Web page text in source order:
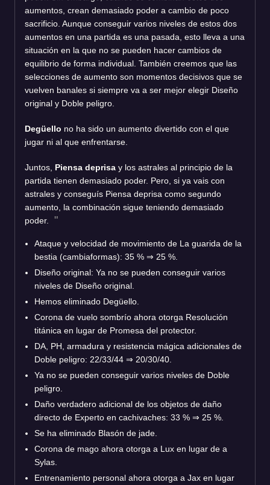
aumentos, crean demasiado poder a cambio de poco
sacrificio. Aunque conseguir varios niveles de estos dos
aumentos en una partida es una pasada, esto lleva a una
situación en la que no se pueden hacer cambios de
equilibrio de forma individual. También creemos que las
selecciones de aumento son momentos decisivos que se
vuelven banales si siempre va a ser mejor elegir Diseño
original y Doble peligro.
Degüello no ha sido un aumento divertido con el que
jugar ni al que enfrentarse.
Juntos, Piensa deprisa y los astrales al principio de la
partida tienen demasiado poder. Pero, si ya vais con
astrales y conseguís Piensa deprisa como segundo
aumento, la combinación sigue teniendo demasiado
poder.
Ataque y velocidad de movimiento de La guarida de la
bestia (cambiaformas): 35 % ⇒ 25 %.
Diseño original: Ya no se pueden conseguir varios
niveles de Diseño original.
Hemos eliminado Degüello.
Corona de vuelo sombrío ahora otorga Resolución
titánica en lugar de Promesa del protector.
DA, PH, armadura y resistencia mágica adicionales de
Doble peligro: 22/33/44 ⇒ 20/30/40.
Ya no se pueden conseguir varios niveles de Doble
peligro.
Daño verdadero adicional de los objetos de daño
directo de Experto en cachivaches: 33 % ⇒ 25 %.
Se ha eliminado Blasón de jade.
Corona de mago ahora otorga a Lux en lugar de a
Sylas.
Entrenamiento personal ahora otorga a Jax en lugar